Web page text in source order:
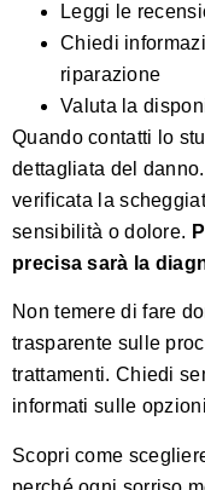
Leggi le
Chiedi
riparazione
Valuta la
Quando contatti lo
dettagliata del
verificata la
sensibilità o dolore.
precisa sarà la
Non temere di fare
trasparente sulle
trattamenti. Chiedi
informati sulle
Scopri come